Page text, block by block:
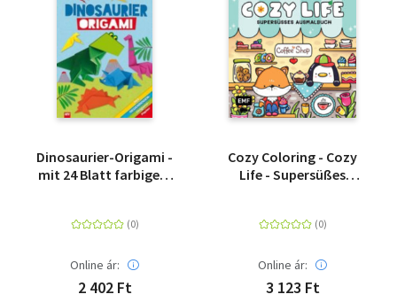
Dinosaurier-Origami -
mit 24 Blatt farbigem
Online ár:
2 402 Ft
Cozy Coloring - Cozy
Life - Supersüßes
Träumen - Für
und Kinder
Online ár:
3 123 Ft